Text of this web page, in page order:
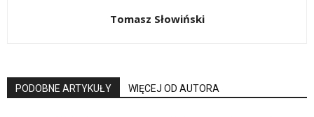
Tomasz Słowiński
PODOBNE ARTYKUŁY WIĘCEJ OD AUTORA